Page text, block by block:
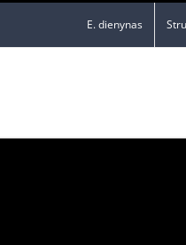
E. dienynas